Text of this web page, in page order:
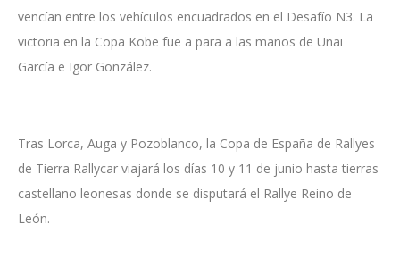
vencían entre los vehículos encuadrados en el Desafío N3. La
victoria en la Copa Kobe fue a para a las manos de Unai
García e Igor González.
Tras Lorca, Auga y Pozoblanco, la Copa de España de Rallyes
de Tierra Rallycar viajará los días 10 y 11 de junio hasta tierras
castellano leonesas donde se disputará el Rallye Reino de
León.